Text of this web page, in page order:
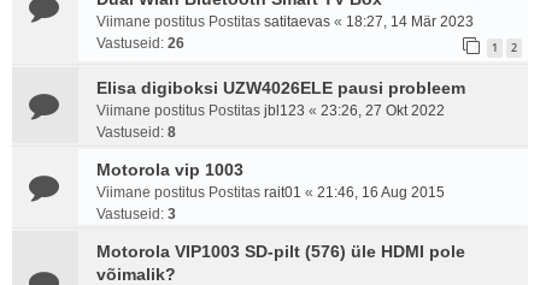
Viimane postitus Postitas satitaevas « 18:27, 14 Mär 2023
Vastuseid: 26 1 2
Elisa digiboksi UZW4026ELE pausi probleem
Viimane postitus Postitas jbl123 « 23:26, 27 Okt 2022
Vastuseid: 8
Motorola vip 1003
Viimane postitus Postitas rait01 « 21:46, 16 Aug 2015
Vastuseid: 3
Motorola VIP1003 SD-pilt (576) üle HDMI pole
võimalik?